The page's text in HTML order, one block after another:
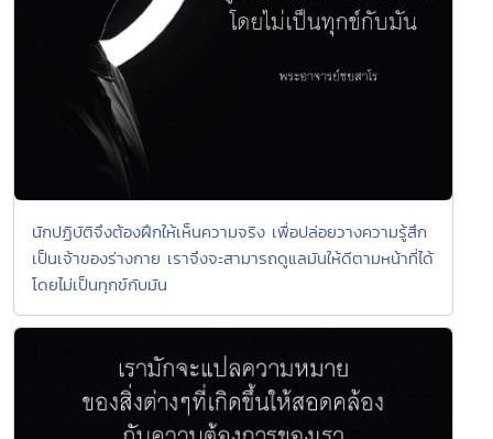
นักปฏิบัติจึงต้องฝึกให้เห็นความจริง เพื่อปล่อยวางความรู้สึก
เป็นเจ้าของร่างกาย เราจึงจะสามารถดูแลมันให้ดีตามหน้าที่ได้
โดยไม่เป็นทุกข์กับมัน